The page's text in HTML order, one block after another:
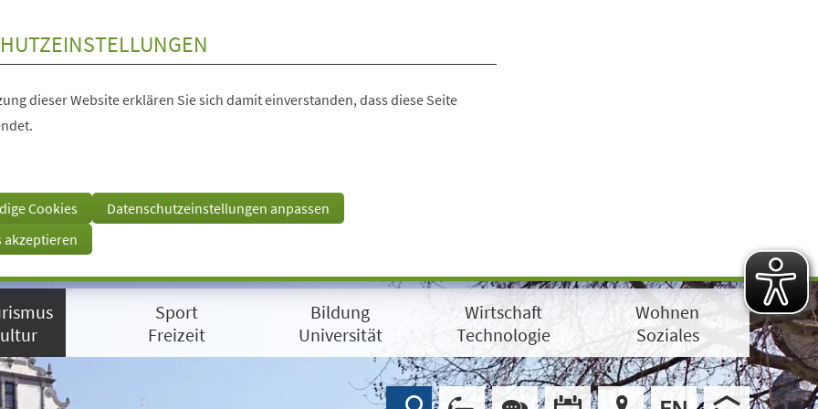
dieser Website erklären Sie sich damit einverstanden, dass diese Seite
Cookies
Datenschutzeinstellungen anpassen
akzeptieren
Sport
Freizeit
Bildung
Universität
Wirtschaft
Technologie
Wohnen
Soziales